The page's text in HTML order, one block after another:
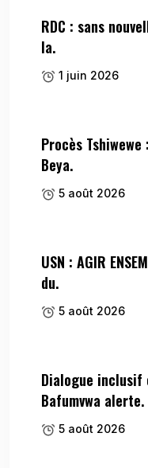
RDC : sans
la.
1 juin 2026
Procès
Beya.
5 août 2026
USN : AGIR
du.
5 août 2026
Dialogue inclusif
Bafumvwa alerte.
5 août 2026